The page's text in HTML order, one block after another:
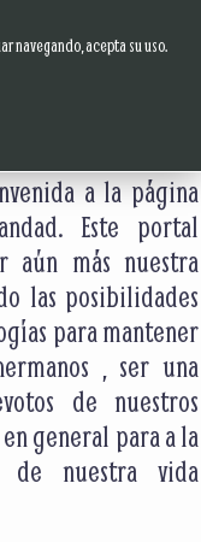
a la página
Este portal
aún más nuestra
las posibilidades
para mantener
, ser una
de nuestros
general para a la
de nuestra vida
navegando, acepta su uso.